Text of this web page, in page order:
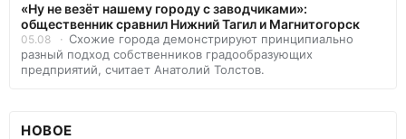
«Ну не везёт нашему городу с заводчиками»:
общественник сравнил Нижний Тагил и Магнитогорск
05.08
Схожие города демонстрируют принципиально
разный подход собственников градообразующих
предприятий, считает Анатолий Толстов.
НОВОЕ